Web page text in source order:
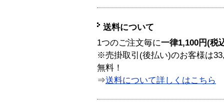
送料について
1つのご注文毎に一律1,100円(税
※売掛取引(後払い)のお客様は
無料！
⇒送料について詳しくはこちら